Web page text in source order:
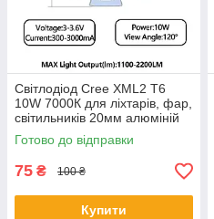
Світлодіод Cree XML2 T6
10W 7000К для ліхтарів, фар,
світильників 20мм алюміній
Готово до відправки
75 ₴ 100 ₴
Купити